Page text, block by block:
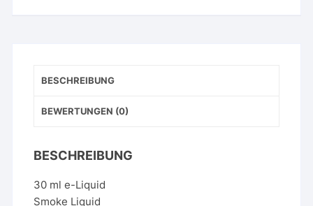
BESCHREIBUNG
BEWERTUNGEN (0)
BESCHREIBUNG
30 ml e-Liquid
Smoke Liquid